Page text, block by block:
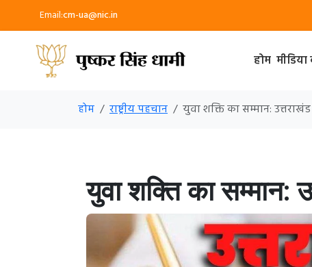
Email:cm-ua@nic.in
होम
होम राष्ट्रीय पहचान युवा शक्ति का सम्मान:
युवा शक्ति का सम्मान: